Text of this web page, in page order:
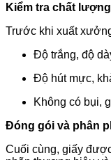
Kiểm tra chất lượng
Trước khi xuất
Độ trắng, độ
Độ hút mực,
Không có bụi,
Đóng gói và phân
Cuối cùng, giấy